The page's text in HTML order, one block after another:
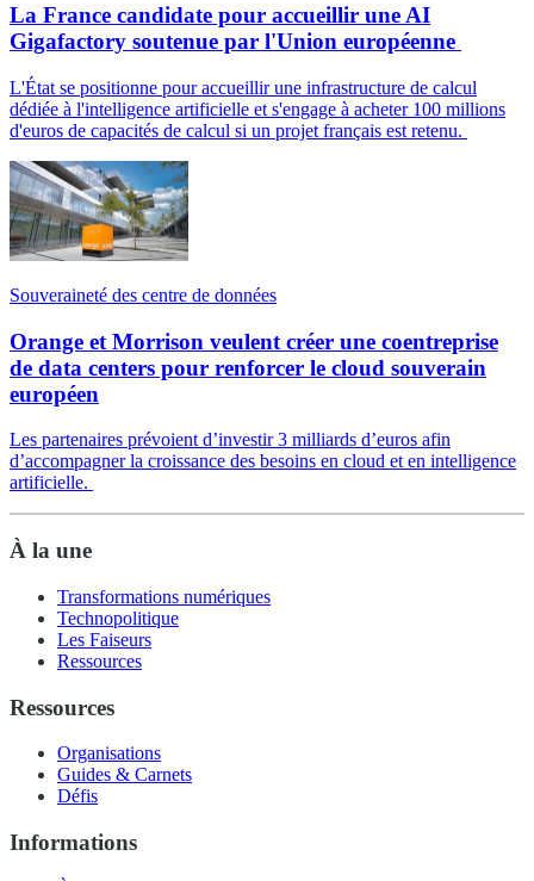
La France candidate pour accueillir une AI
Gigafactory soutenue par l'Union européenne
L'État se positionne pour accueillir une infrastructure de calcul
dédiée à l'intelligence artificielle et s'engage à acheter 100 millions
d'euros de capacités de calcul si un projet français est retenu.
Souveraineté des centre de données
Orange et Morrison veulent créer une coentreprise
de data centers pour renforcer le cloud souverain
européen
Les partenaires prévoient d’investir 3 milliards d’euros afin
d’accompagner la croissance des besoins en cloud et en intelligence
artificielle.
À la une
Transformations numériques
Technopolitique
Les Faiseurs
Ressources
Ressources
Organisations
Guides & Carnets
Défis
Informations